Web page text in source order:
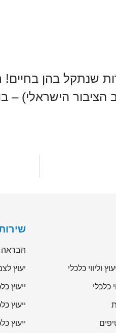
הישראלי) –
וליווי כלכלי
כלכלי
הבראה
יעוץ
ייעוץ
ייעוץ
ייעוץ